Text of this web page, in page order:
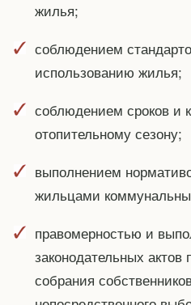
жилья;
соблюдением
использованию жилья;
соблюдением сроков и
отопительному сезону;
выполнением
жильцами
правомерностью и
законодательных
собрания